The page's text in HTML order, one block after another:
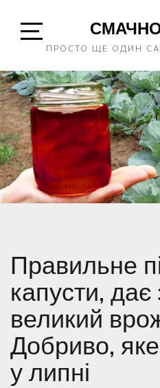
Open
Sidebar
ПРОСТО ЩЕ ОДИН
Правильне
капусти,
великий
Добриво,
у липні